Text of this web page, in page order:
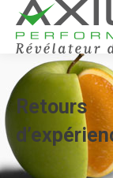
Retours